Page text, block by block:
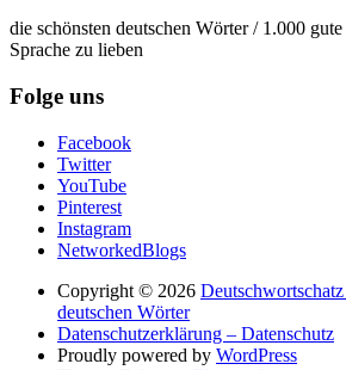
die schönsten deutschen Wörter / 1.000
Sprache zu lieben
Folge uns
Facebook
Twitter
YouTube
Pinterest
Instagram
NetworkedBlogs
Copyright © 2026
deutschen Wörter
Datenschutzerklärung – Datenschutz
Proudly powered by WordPress